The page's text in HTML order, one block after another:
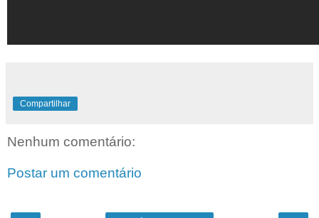
Compartilhar
Nenhum comentário:
Postar um comentário